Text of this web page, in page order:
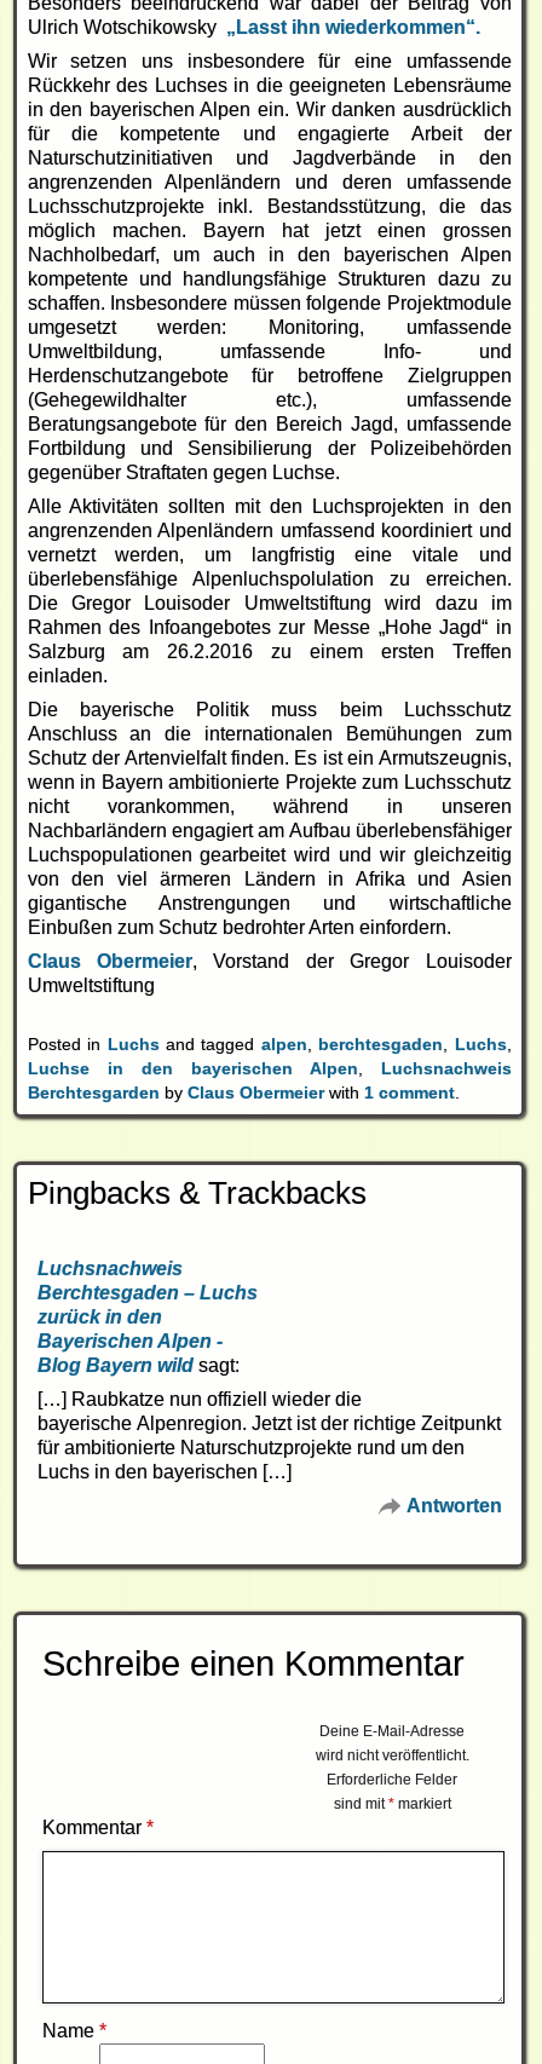
Ulrich Wotschikowsky „Lasst ihn wiederkommen“.
Wir setzen uns insbesondere für eine umfassende
Rückkehr des Luchses in die geeigneten Lebensräume
in den bayerischen Alpen ein. Wir danken ausdrücklich
für die kompetente und engagierte Arbeit der
Naturschutzinitiativen und Jagdverbände in den
angrenzenden Alpenländern und deren umfassende
Luchsschutzprojekte inkl. Bestandsstützung, die das
möglich machen. Bayern hat jetzt einen grossen
Nachholbedarf, um auch in den bayerischen Alpen
kompetente und handlungsfähige Strukturen dazu zu
schaffen. Insbesondere müssen folgende Projektmodule
umgesetzt werden: Monitoring, umfassende
Umweltbildung, umfassende Info- und
Herdenschutzangebote für betroffene Zielgruppen
(Gehegewildhalter etc.), umfassende
Beratungsangebote für den Bereich Jagd, umfassende
Fortbildung und Sensibilierung der Polizeibehörden
gegenüber Straftaten gegen Luchse.
Alle Aktivitäten sollten mit den Luchsprojekten in den
angrenzenden Alpenländern umfassend koordiniert und
vernetzt werden, um langfristig eine vitale und
überlebensfähige Alpenluchspolulation zu erreichen.
Die Gregor Louisoder Umweltstiftung wird dazu im
Rahmen des Infoangebotes zur Messe „Hohe Jagd“ in
Salzburg am 26.2.2016 zu einem ersten Treffen
einladen.
Die bayerische Politik muss beim Luchsschutz
Anschluss an die internationalen Bemühungen zum
Schutz der Artenvielfalt finden. Es ist ein Armutszeugnis,
wenn in Bayern ambitionierte Projekte zum Luchsschutz
nicht vorankommen, während in unseren
Nachbarländern engagiert am Aufbau überlebensfähiger
Luchspopulationen gearbeitet wird und wir gleichzeitig
von den viel ärmeren Ländern in Afrika und Asien
gigantische Anstrengungen und wirtschaftliche
Einbußen zum Schutz bedrohter Arten einfordern.
Claus Obermeier, Vorstand der Gregor Louisoder
Umweltstiftung
Posted in Luchsand tagged alpen berchtesgaden Luchs,
Luchse in den bayerischen Alpen
Luchsnachweis
Berchtesgarden by Claus Obermeierwith 1 comment.
Pingbacks & Trackbacks
Luchsnachweis
Berchtesgaden – Luchs
zurück in den
Bayerischen Alpen -
Blog Bayern wild sagt:
[…] Raubkatze nun offiziell wieder die
bayerische Alpenregion. Jetzt ist der richtige Zeitpunkt
für ambitionierte Naturschutzprojekte rund um den
Luchs in den bayerischen […]
Antworten
Schreibe einen Kommentar
Deine E-Mail-Adresse
wird nicht veröffentlicht.
Erforderliche Felder
sind mit*markiert
Kommentar*
Name *